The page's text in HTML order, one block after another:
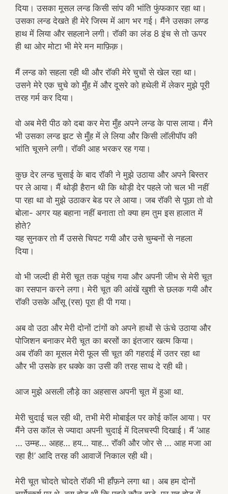
दिया। उसका मूसल लन्ड किसी सांप की भांति फुंफकार रहा था।
उसका लन्ड देखते ही मेरे जिस्म में आग भर गई। मैंने उसका लण्ड
हाथ में लिया और सहलाने लगी। रॉकी का लंड 8 इंच से तो ऊपर
ही था ओर मोटा भी मेरे मन माफ़िक़।
मैं लन्ड को सहला रही थी और रॉकी मेरे चुचों से खेल रहा था।
उसने मेरे एक चुचे को मुँह में और दूसरे को हथेली में लेकर मुझे पूरी
तरह गर्म कर दिया।
वो अब मेरी पीठ को दबा कर मेरा मुँह अपने लन्ड के पास लाया। मैंने
भी उसका लन्ड झट से मुँह में ले लिया और किसी लॉलीपॉप की
भांति चूसने लगी। रॉकी आह भरकर रह गया।
कुछ देर लन्ड चुसाई के बाद रॉकी ने मुझे उठाया और अपने बिस्तर
पर ले आया। मैं थोड़ी हैरान थी कि थोड़ी देर पहले जो चल भी नहीं
पा रहा था वो मुझे उठाकर बेड पर ले आया। जब रॉकी से पूछा तो वो
बोला- अगर यह बहाना नहीं बनाता तो क्या हम तुम इस हालात में
होते?
यह सुनकर तो मैं उससे चिपट गयी और उसे चुम्बनों से नहला
दिया।
वो भी जल्दी ही मेरी चूत तक पहुंच गया और अपनी जीभ से मेरी चूत
का रसपान करने लगा। मेरी चूत की आंखें खुशी से छलक गयी और
रॉकी उसके आँसू (रस) पूरा ही पी गया।
अब वो उठा और मेरी दोनों टांगों को अपने हाथों से ऊंचे उठाया और
पोजिशन बनाकर मेरी चूत का बरसों का इंतजार खत्म किया।
अब रॉकी का मूसल मेरी फूल सी चूत की गहराई में उतर रहा था
और भी उसके हर धक्के का उसी की तरह साथ दे रही थी।
आज मुझे असली लौड़े का अहसास अपनी चूत में हुआ था.
मेरी चुदाई चल रही थी, तभी मेरी मोबाईल पर कोई कॉल आया। पर
मैंने उस कॉल से ज्यादा अपनी चुदाई में दिलचस्पी दिखाई। मैं ‘आह
… उम्म्ह… अहह… हय… याह… रॉकी और जोर से … आह मजा आ
रहा है!’ आदि तरह की आवाजें निकाल रही थी।
मेरी चूत चोदते चोदते रॉकी भी हाँफ़ने लगा था। अब हम दोनों